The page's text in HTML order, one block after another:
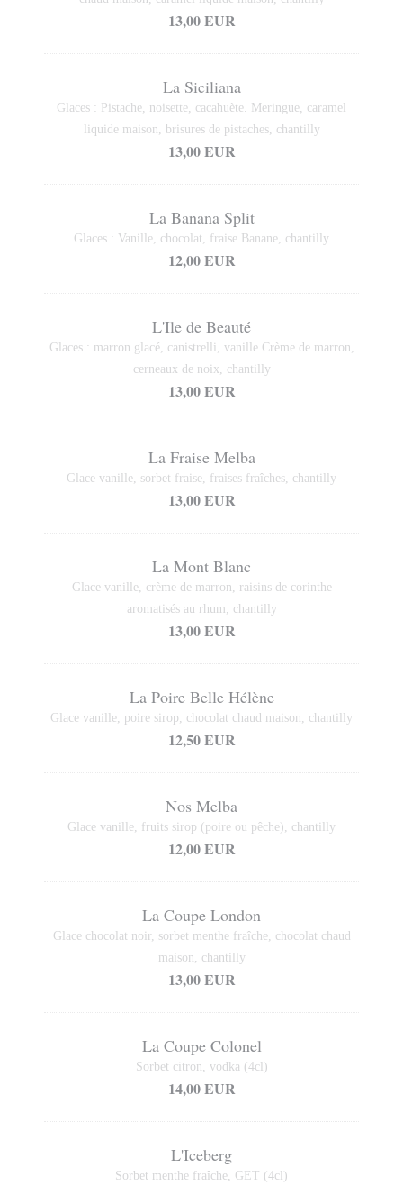
13,00 EUR
La Siciliana
Glaces : Pistache, noisette, cacahuète. Meringue, caramel
liquide maison, brisures de pistaches, chantilly
13,00 EUR
La Banana Split
Glaces : Vanille, chocolat, fraise Banane, chantilly
12,00 EUR
L'Ile de Beauté
Glaces : marron glacé, canistrelli, vanille Crème de marron,
cerneaux de noix, chantilly
13,00 EUR
La Fraise Melba
Glace vanille, sorbet fraise, fraises fraîches, chantilly
13,00 EUR
La Mont Blanc
Glace vanille, crème de marron, raisins de corinthe
aromatisés au rhum, chantilly
13,00 EUR
La Poire Belle Hélène
Glace vanille, poire sirop, chocolat chaud maison, chantilly
12,50 EUR
Nos Melba
Glace vanille, fruits sirop (poire ou pêche), chantilly
12,00 EUR
La Coupe London
Glace chocolat noir, sorbet menthe fraîche, chocolat chaud
maison, chantilly
13,00 EUR
La Coupe Colonel
Sorbet citron, vodka (4cl)
14,00 EUR
L'Iceberg
Sorbet menthe fraîche, GET (4cl)